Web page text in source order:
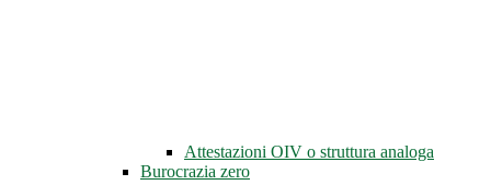
Attestazioni OIV o struttura analoga
Burocrazia zero